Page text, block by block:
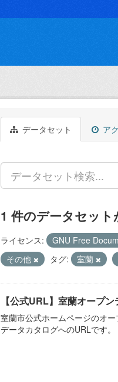
データセット ア
1 件のデータセッ
ライセンス: GNU Free
その他
タグ: 室蘭
【公式URL】室蘭オープ
室蘭市公式ホームページのオ
データカタログへのURLです。